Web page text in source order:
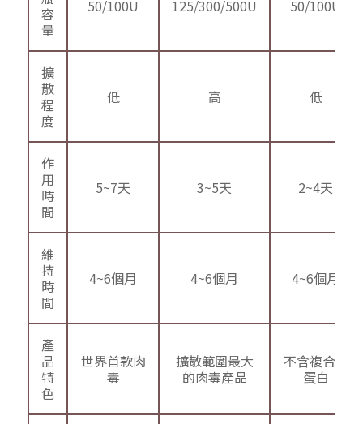
容
量
50/100U 125/300/500U 50/100U
擴
散
程
度
低 高 低
作
用
時
間
5~7天 3~5天 2~4天
維
持
時
間
4~6個月 4~6個月 4~6個月
產
品
特
色
世界首款肉
毒
擴散範圍最大
的肉毒產品
不含複合型
蛋白